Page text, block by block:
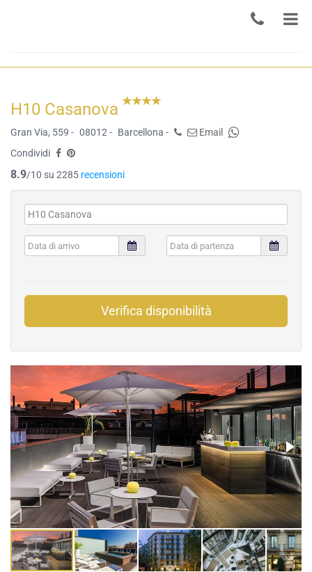
H10 Casanova
Gran Via, 559 - 08012 - Barcellona -
Email
Condividi
8.9/10 su 2285 recensioni
Verifica disponibilità